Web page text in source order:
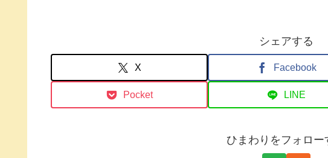
シェアする
X Facebook
Pocket LINE
ひまわりをフォロー